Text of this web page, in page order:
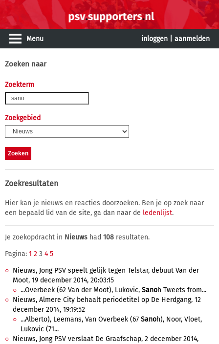
Menu inloggen aanmelden
Zoeken naar
Zoekterm
Zoekgebied
Zoekresultaten
Hier kan je nieuws en reacties doorzoeken. Ben je op zoek naar
een bepaald lid van de site, ga dan naar de ledenlijst.
Je zoekopdracht in Nieuws had 108 resultaten.
Pagina: 1 2 3 4 5
Nieuws, Jong PSV speelt gelijk tegen Telstar, debuut Van der
Moot, 19 december 2014, 20:03:15
...Overbeek (62 Van der Moot), Lukovic, Sanoh Tweets from...
Nieuws, Almere City behaalt periodetitel op De Herdgang, 12
december 2014, 19:19:52
...Alberto), Leemans, Van Overbeek (67 Sanoh), Noor, Vloet,
Lukovic (71...
Nieuws, Jong PSV verslaat De Graafschap, 2 december 2014,